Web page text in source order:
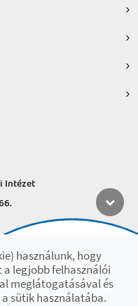
Intézet
használunk, hogy
a legjobb felhasználói
meglátogatásával és
sütik használatába.